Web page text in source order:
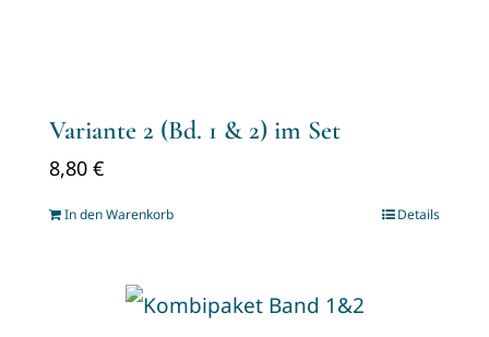
Variante 2 (Bd. 1 & 2) im Set
8,80 €
In den Warenkorb Details